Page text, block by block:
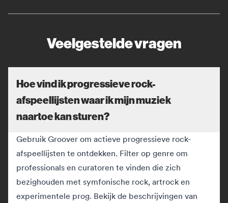
Veelgestelde vragen
Hoe vind ik progressieve rock-
afspeellijsten waar ik mijn muziek
naartoe kan sturen?
Gebruik Groover om actieve progressieve rock-
afspeellijsten te ontdekken. Filter op genre om
professionals en curatoren te vinden die zich
bezighouden met symfonische rock, artrock en
experimentele prog. Bekijk de beschrijvingen van